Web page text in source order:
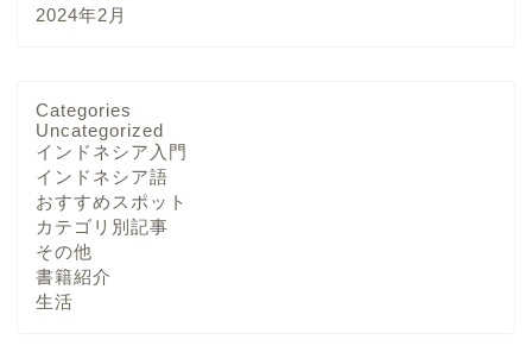
2024年2月
Categories
Uncategorized
インドネシア入門
インドネシア語
おすすめスポット
カテゴリ別記事
その他
書籍紹介
生活